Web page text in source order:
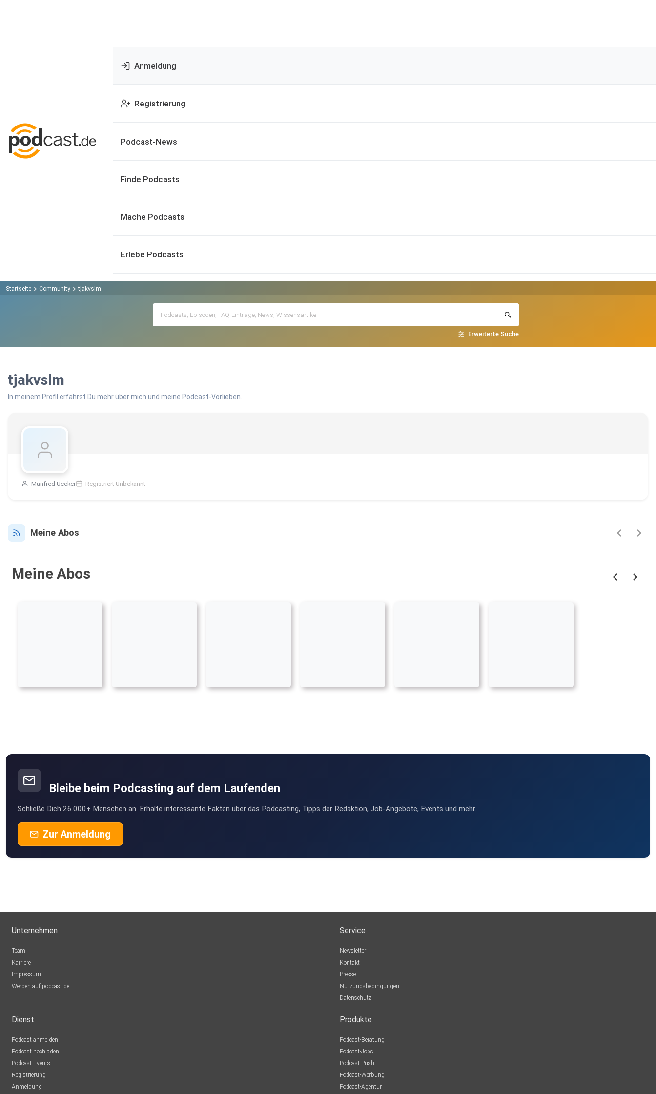
Anmeldung
Registrierung
Podcast-News
Finde Podcasts
Mache Podcasts
Erlebe Podcasts
Startseite Community tjakvslm
Erweiterte Suche
tjakvslm
In meinem Profil erfährst Du mehr über mich und meine Podcast-Vorlieben.
Manfred Uecker Registriert Unbekannt
Meine Abos
Meine Abos
Bleibe beim Podcasting auf dem Laufenden
Schließe Dich 26.000+ Menschen an. Erhalte interessante Fakten über das Podcasting, Tipps der Redaktion, Job-Angebote, Events und mehr.
Zur Anmeldung
Unternehmen
Team
Karriere
Impressum
Werben auf podcast.de
Service
Newsletter
Kontakt
Presse
Nutzungsbedingungen
Datenschutz
Dienst
Podcast anmelden
Podcast hochladen
Podcast-Events
Registrierung
Anmeldung
Produkte
Podcast-Beratung
Podcast-Jobs
Podcast-Push
Podcast-Werbung
Podcast-Agentur